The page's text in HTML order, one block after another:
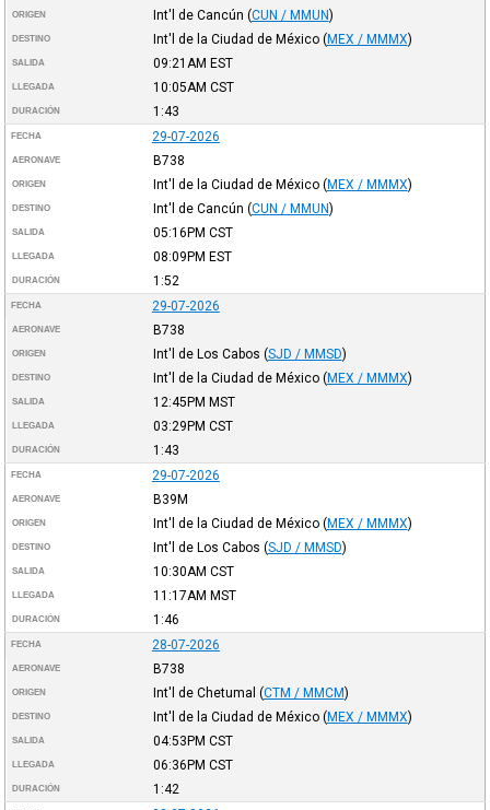
ORIGEN Int'l de Cancún (CUN / MMUN)
DESTINO Int'l de la Ciudad de México (MEX / MMMX)
SALIDA 09:21AM EST
LLEGADA 10:05AM CST
DURACIÓN 1:43
FECHA 29-07-2026
AERONAVE B738
ORIGEN Int'l de la Ciudad de México (MEX / MMMX)
DESTINO Int'l de Cancún (CUN / MMUN)
SALIDA 05:16PM CST
LLEGADA 08:09PM EST
DURACIÓN 1:52
FECHA 29-07-2026
AERONAVE B738
ORIGEN Int'l de Los Cabos (SJD / MMSD)
DESTINO Int'l de la Ciudad de México (MEX / MMMX)
SALIDA 12:45PM MST
LLEGADA 03:29PM CST
DURACIÓN 1:43
FECHA 29-07-2026
AERONAVE B39M
ORIGEN Int'l de la Ciudad de México (MEX / MMMX)
DESTINO Int'l de Los Cabos (SJD / MMSD)
SALIDA 10:30AM CST
LLEGADA 11:17AM MST
DURACIÓN 1:46
FECHA 28-07-2026
AERONAVE B738
ORIGEN Int'l de Chetumal (CTM / MMCM)
DESTINO Int'l de la Ciudad de México (MEX / MMMX)
SALIDA 04:53PM CST
LLEGADA 06:36PM CST
DURACIÓN 1:42